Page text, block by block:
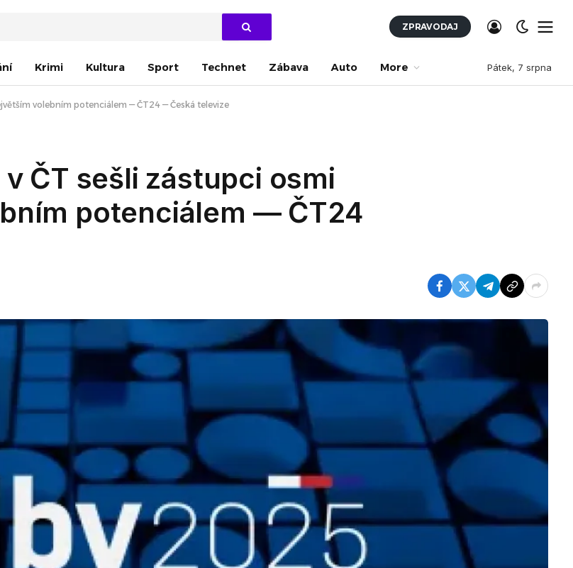
ZPRAVODAJ
Krimi Kultura Sport Technet Zábava Auto More Pátek, 7 srpna
volebním potenciálem — ČT24 — Česká televize
ČT sešli zástupci osmi
potenciálem — ČT24